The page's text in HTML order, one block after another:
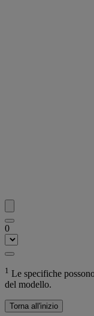
0
1 Le specifiche
del modello.
Torna all'inizio